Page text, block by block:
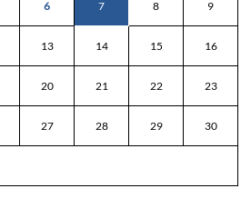
6 7 8 9
13 14 15 16
20 21 22 23
27 28 29 30